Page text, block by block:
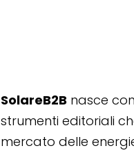
SolareB2B nasce
strumenti editoriali
mercato delle